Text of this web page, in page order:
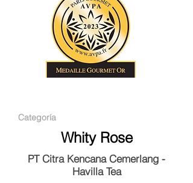
Categoría
Whity Rose
PT Citra Kencana Cemerlang -
Havilla Tea